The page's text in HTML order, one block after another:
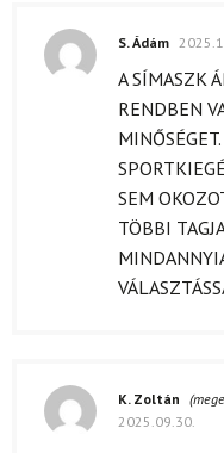
S. Ádám
A SÍMASZK
RENDBEN
SEM
TÖBBI
K. Zoltán
2025.09.30.